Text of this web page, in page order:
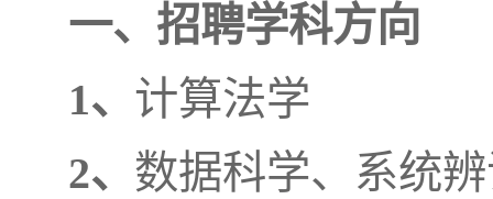
一、 招聘学科方向
1、 计算法学
2、 数据科学、系统